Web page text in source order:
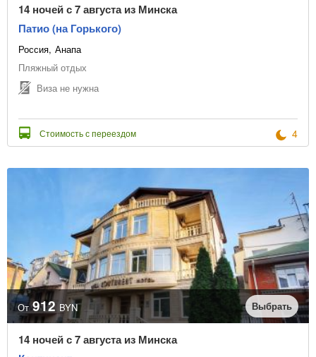
14 ночей с 7 августа из Минска
Патио (на Горького)
Россия Анапа
Пляжный отдых
Виза не нужна
Стоимость с переездом 4
От 912 BYN Выбрать
14 ночей с 7 августа из Минска